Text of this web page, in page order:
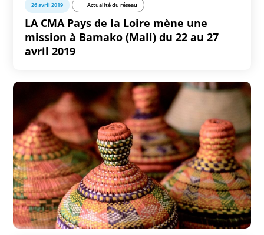
26 avril 2019 Actualité du réseau
LA CMA Pays de la Loire mène une
mission à Bamako (Mali) du 22 au 27
avril 2019